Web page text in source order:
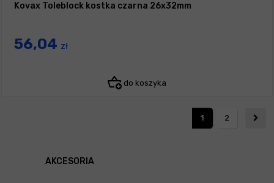
Kovax Toleblock kostka czarna 26x32mm
56,04 zł
do koszyka
1 2
AKCESORIA